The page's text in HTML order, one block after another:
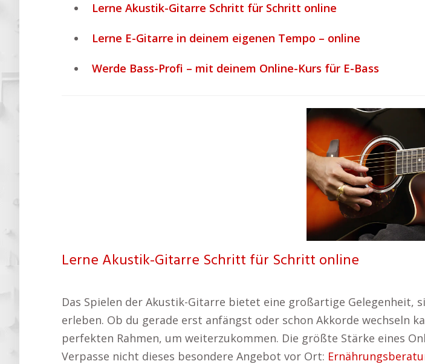
Lerne Akustik-Gitarre Schritt für Schritt online
Lerne E-Gitarre in deinem eigenen Tempo – online
Werde Bass-Profi – mit deinem Online-Kurs für E-Bass
Lerne Akustik-Gitarre Schritt für Schritt online
Das Spielen der Akustik-Gitarre bietet eine großartige Gelegenheit,
erleben. Ob du gerade erst anfängst oder schon Akkorde wechseln
perfekten Rahmen, um weiterzukommen. Die größte Stärke eines
Verpasse nicht dieses besondere Angebot vor Ort: